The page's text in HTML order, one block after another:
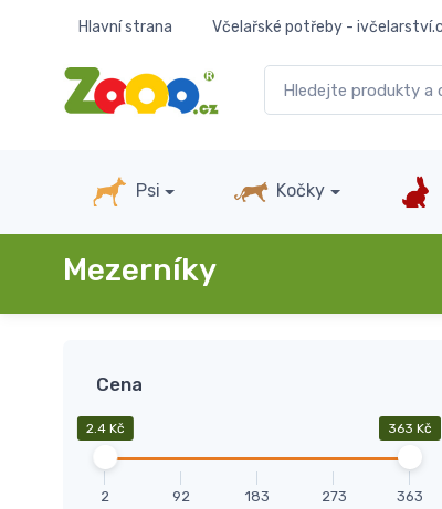
Hlavní strana Včelařské potřeby -
Psi Kočky
Mezerníky
Cena
2.4 Kč 363 Kč
2 92 183 273 363